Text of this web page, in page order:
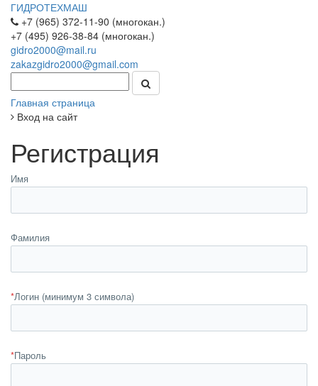
ГИДРОТЕХМАШ
+7 (965) 372-11-90 (многокан.)
+7 (495) 926-38-84 (многокан.)
gidro2000@mail.ru
zakazgidro2000@gmail.com
Главная страница
Вход на сайт
Регистрация
Имя
Фамилия
*Логин (минимум 3 символа)
*Пароль